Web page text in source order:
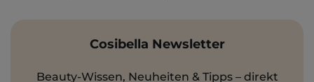
Cosibella Newsletter
Beauty-Wissen, Neuheiten & Tipps – direkt